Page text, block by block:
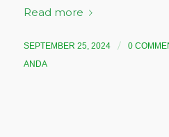
Read more
SEPTEMBER 25, 2024 / 0
ANDA